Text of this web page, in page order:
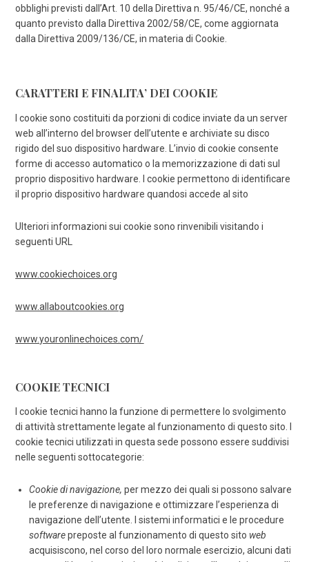
obblighi previsti dall’Art. 10 della Direttiva n. 95/46/CE, nonché a
quanto previsto dalla Direttiva 2002/58/CE, come aggiornata
dalla Direttiva 2009/136/CE, in materia di Cookie.
CARATTERI E FINALITA’ DEI COOKIE
I cookie sono costituiti da porzioni di codice inviate da un server
web all’interno del browser dell’utente e archiviate su disco
rigido del suo dispositivo hardware. L’invio di cookie consente
forme di accesso automatico o la memorizzazione di dati sul
proprio dispositivo hardware. I cookie permettono di identificare
il proprio dispositivo hardware quandosi accede al sito
Ulteriori informazioni sui cookie sono rinvenibili visitando i
seguenti URL
www.cookiechoices.org
www.allaboutcookies.org
www.youronlinechoices.com/
COOKIE TECNICI
I cookie tecnici hanno la funzione di permettere lo svolgimento
di attività strettamente legate al funzionamento di questo sito. I
cookie tecnici utilizzati in questa sede possono essere suddivisi
nelle seguenti sottocategorie:
Cookie di navigazione, per mezzo dei quali si possono salvare
le preferenze di navigazione e ottimizzare l’esperienza di
navigazione dell’utente. I sistemi informatici e le procedure
softwarepreposte al funzionamento di questo sito web
acquisiscono, nel corso del loro normale esercizio, alcuni dati